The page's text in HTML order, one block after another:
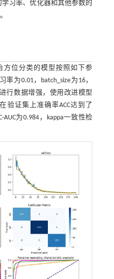
学习率、优化器和其他参数的
方位分类的模型按照如下参
为0.01，batch_size为16，
行数据增强，使用改进模型
验证集上准确率ACC达到了
AUC为0.984，kappa一致性检